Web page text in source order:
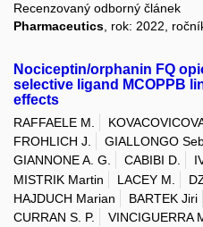
Recenzovaný odborný článek
Pharmaceutics, rok: 2022,
Nociceptin/orphanin FQ
selective ligand MCOPPB
effects
RAFFAELE M.
FROHLICH J.
GIALLONGO
GIANNONE A. G.
CABIBI D.
MISTRIK Martin
LACEY M.
HAJDUCH Marian
BARTEK Jiri
CURRAN S. P.
VINCIGUERRA